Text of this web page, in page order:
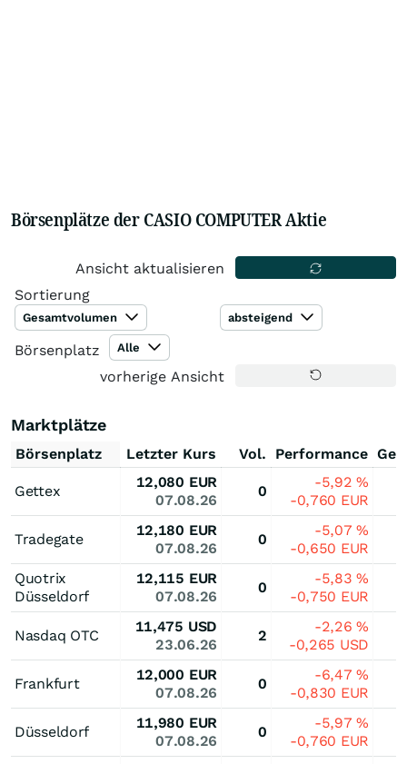
Börsenplätze der CASIO COMPUTER Aktie
Ansicht aktualisieren
Sortierung
Gesamtvolumen absteigend
Börsenplatz Alle
vorherige Ansicht
Marktplätze
Börsenplatz Letzter Kurs Vol. Performance
Gettex
12,080 EUR
07.08.26
0
-5,92%
-0,760 EUR
Tradegate
12,180 EUR
07.08.26
0
-5,07%
-0,650 EUR
Quotrix
Düsseldorf
12,115 EUR
07.08.26
0
-5,83%
-0,750 EUR
Nasdaq OTC
11,475 USD
23.06.26
2
-2,26%
-0,265 USD
Frankfurt
12,000 EUR
07.08.26
0
-6,47%
-0,830 EUR
Düsseldorf
11,980 EUR
07.08.26
0
-5,97%
-0,760 EUR